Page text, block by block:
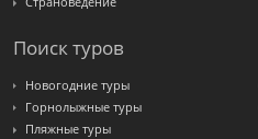
Поиск туров
Новогодние туры
Горнолыжные туры
Пляжные туры